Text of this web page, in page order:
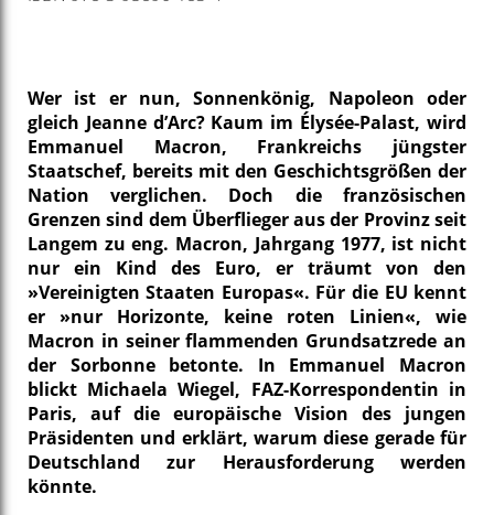
Wer ist er nun, Sonnenkönig, Napoleon oder
gleich Jeanne d’Arc? Kaum im Élysée-Palast, wird
Emmanuel Macron, Frankreichs jüngster
Staatschef, bereits mit den Geschichtsgrößen der
Nation verglichen. Doch die französischen
Grenzen sind dem Überflieger aus der Provinz seit
Langem zu eng. Macron, Jahrgang 1977, ist nicht
nur ein Kind des Euro, er träumt von den
»Vereinigten Staaten Europas«. Für die EU kennt
er »nur Horizonte, keine roten Linien«, wie
Macron in seiner flammenden Grundsatzrede an
der Sorbonne betonte. In Emmanuel Macron
blickt Michaela Wiegel, FAZ-Korrespondentin in
Paris, auf die europäische Vision des jungen
Präsidenten und erklärt, warum diese gerade für
Deutschland zur Herausforderung werden
könnte.